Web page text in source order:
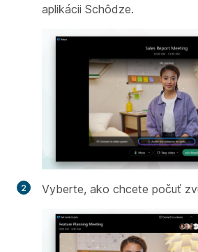
aplikácii Schôdze.
Vyberte, ako chcete počuť